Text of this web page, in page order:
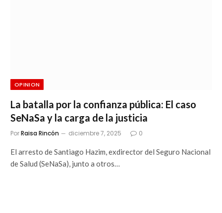
OPINION
La batalla por la confianza pública: El caso
SeNaSa y la carga de la justicia
PorRaisa Rincón diciembre 7, 2025 0
El arresto de Santiago Hazim, exdirector del Seguro Nacional
de Salud (SeNaSa), junto a otros…